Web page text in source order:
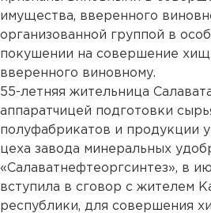
имущества, вверенного
организованной группой в
покушении на совершение
вверенного виновному.
55-летняя жительница
аппаратчицей подготовки
полуфабрикатов и продукции
цеха завода минеральных
«Салаватнефтеоргсинтез», в
вступила в сговор с жителем
республики, для совершения